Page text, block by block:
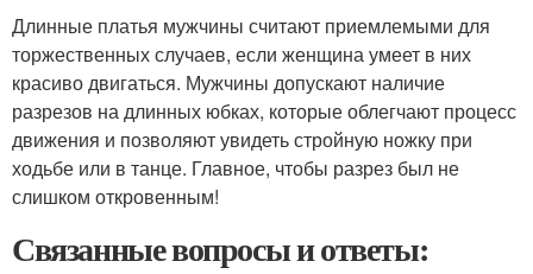
Длинные платья мужчины считают приемлемыми для
торжественных случаев, если женщина умеет в них
красиво двигаться. Мужчины допускают наличие
разрезов на длинных юбках, которые облегчают процесс
движения и позволяют увидеть стройную ножку при
ходьбе или в танце. Главное, чтобы разрез был не
слишком откровенным!
Связанные вопросы и ответы: